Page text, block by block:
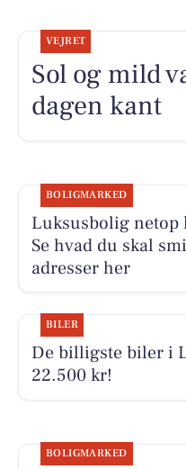
VEJRET
Sol og mild
dagen kant
BOLIGMARKED
Luksusbolig netop
Se hvad du skal
adresser her
BILER
De billigste biler i
22.500 kr!
BOLIGMARKED